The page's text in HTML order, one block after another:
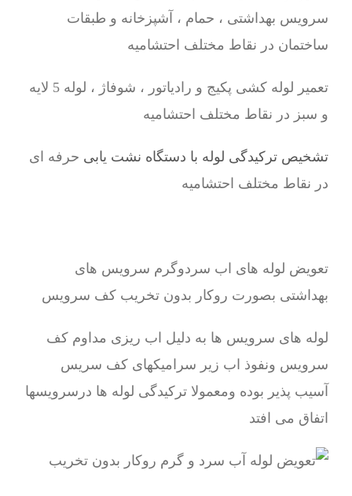
سرویس بهداشتی ، حمام ، آشپزخانه و طبقات
ساختمان در نقاط مختلف احتشامیه
تعمیر لوله کشی پکیج و رادیاتور ، شوفاژ ، لوله 5 لایه
و سبز در نقاط مختلف احتشامیه
تشخیص ترکیدگی لوله با دستگاه نشت یابی حرفه ای
در نقاط مختلف احتشامیه
تعویض لوله های اب سردوگرم سرویس های
بهداشتی بصورت روکار بدون تخریب کف سرویس
لوله های سرویس ها به دلیل اب ریزی مداوم کف
سرویس ونفوذ اب زیر سرامیکهای کف سریس
آسیب پذیر بوده ومعمولا ترکیدگی لوله ها درسرویسها
اتفاق می افتد